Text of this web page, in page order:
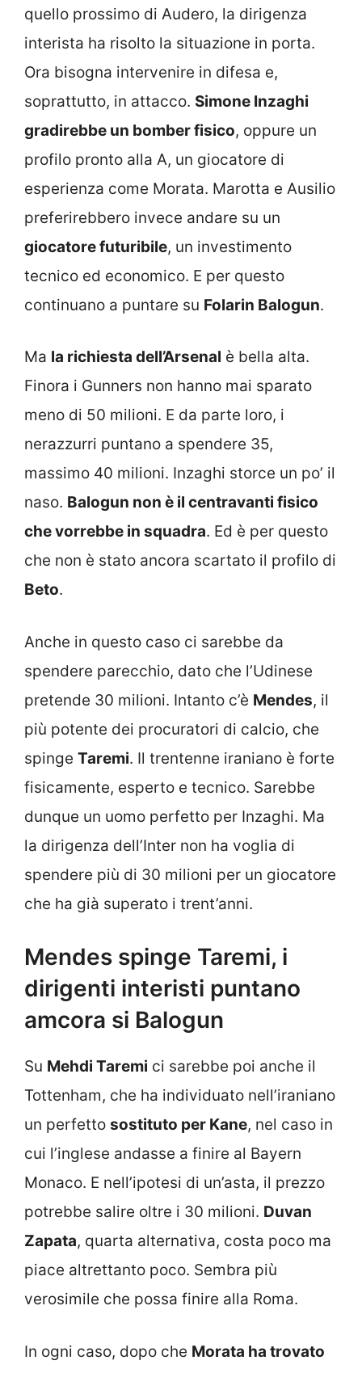
quello prossimo di Audero, la dirigenza
interista ha risolto la situazione in porta.
Ora bisogna intervenire in difesa e,
soprattutto, in attacco. Simone Inzaghi
gradirebbe un bomber fisico, oppure un
profilo pronto alla A, un giocatore di
esperienza come Morata. Marotta e Ausilio
preferirebbero invece andare su un
giocatore futuribile, un investimento
tecnico ed economico. E per questo
continuano a puntare su Folarin Balogun.
Ma la richiesta dell’Arsenal è bella alta.
Finora i Gunners non hanno mai sparato
meno di 50 milioni. E da parte loro, i
nerazzurri puntano a spendere 35,
massimo 40 milioni. Inzaghi storce un po’ il
naso. Balogun non è il centravanti fisico
che vorrebbe in squadra. Ed è per questo
che non è stato ancora scartato il profilo di
Beto.
Anche in questo caso ci sarebbe da
spendere parecchio, dato che l’Udinese
pretende 30 milioni. Intanto c’è Mendes, il
più potente dei procuratori di calcio, che
spinge Taremi. Il trentenne iraniano è forte
fisicamente, esperto e tecnico. Sarebbe
dunque un uomo perfetto per Inzaghi. Ma
la dirigenza dell’Inter non ha voglia di
spendere più di 30 milioni per un giocatore
che ha già superato i trent’anni.
Mendes spinge Taremi, i
dirigenti interisti puntano
amcora si Balogun
Su Mehdi Taremi ci sarebbe poi anche il
Tottenham, che ha individuato nell’iraniano
un perfetto sostituto per Kane, nel caso in
cui l’inglese andasse a finire al Bayern
Monaco. E nell’ipotesi di un’asta, il prezzo
potrebbe salire oltre i 30 milioni. Duvan
Zapata, quarta alternativa, costa poco ma
piace altrettanto poco. Sembra più
verosimile che possa finire alla Roma.
In ogni caso, dopo che Morata ha trovato